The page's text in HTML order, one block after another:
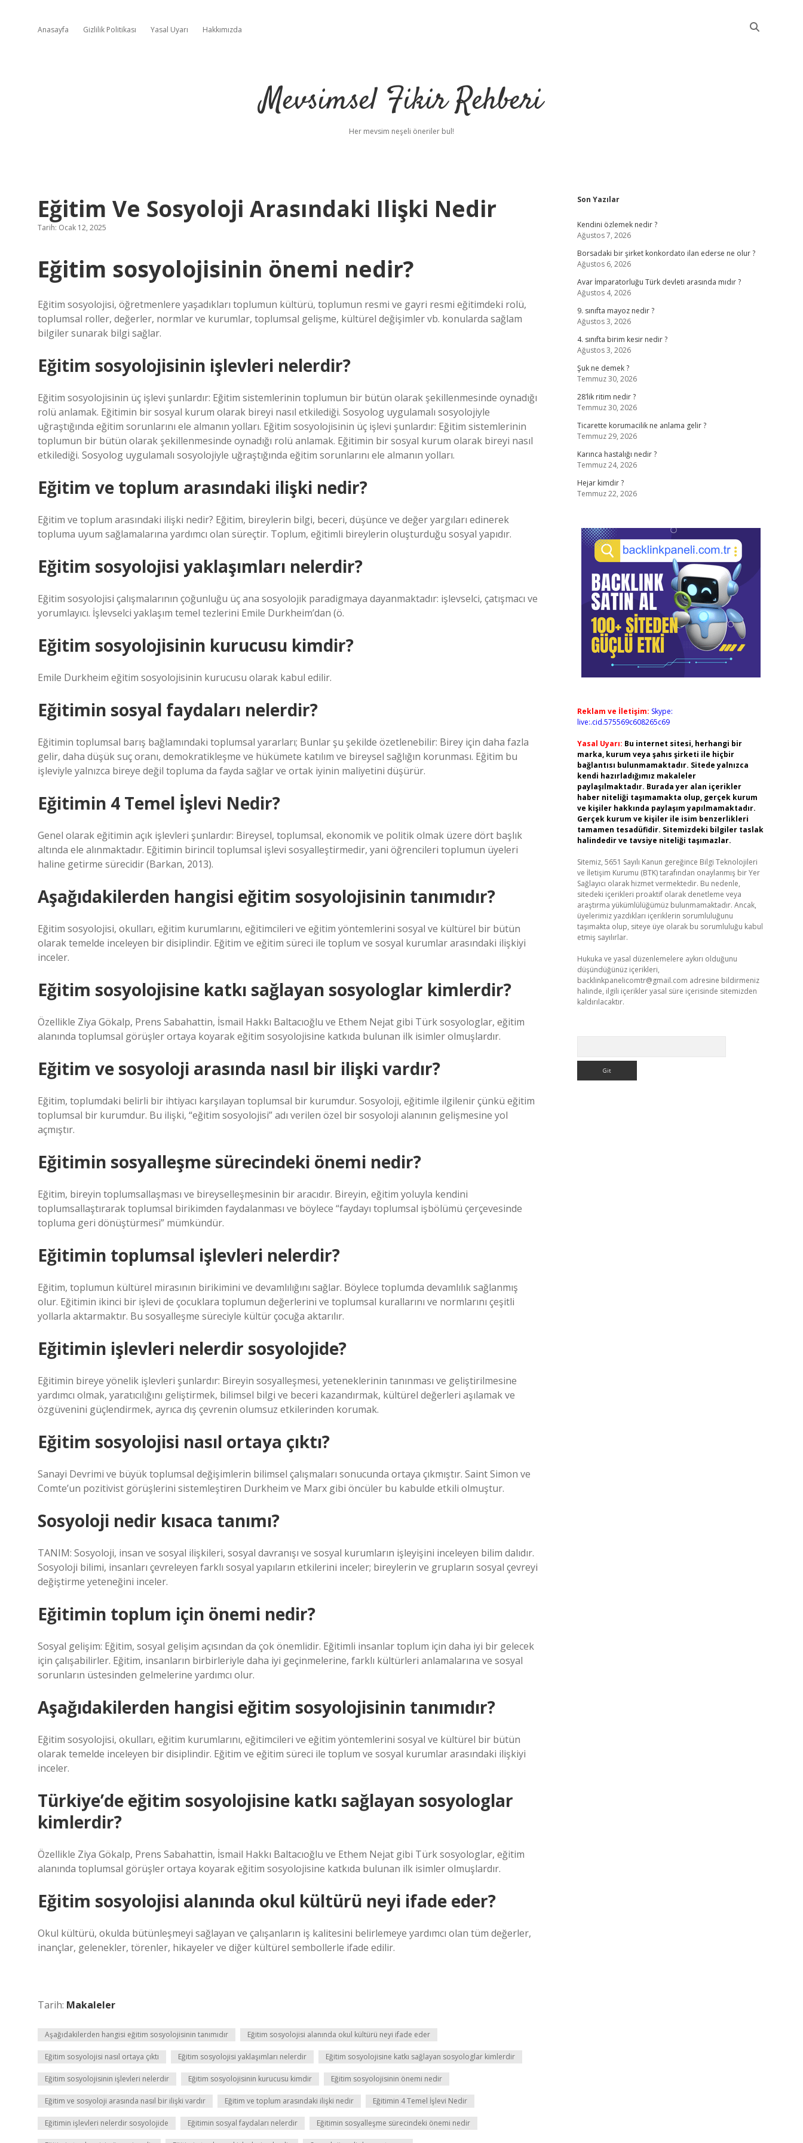
Anasayfa Gizlilik Politikası Yasal Uyarı Hakkımızda
Mevsimsel Fikir Rehberi
Her mevsim neşeli öneriler bul!
Eğitim Ve Sosyoloji Arasındaki Ilişki Nedir
Tarih: Ocak 12, 2025
Eğitim sosyolojisinin önemi nedir?
Eğitim sosyolojisi, öğretmenlere yaşadıkları toplumun kültürü, toplumun resmi ve gayri resmi eğitimdeki rolü,
toplumsal roller, değerler, normlar ve kurumlar, toplumsal gelişme, kültürel değişimler vb. konularda sağlam
bilgiler sunarak bilgi sağlar.
Eğitim sosyolojisinin işlevleri nelerdir?
Eğitim sosyolojisinin üç işlevi şunlardır: Eğitim sistemlerinin toplumun bir bütün olarak şekillenmesinde oynadığı
rolü anlamak. Eğitimin bir sosyal kurum olarak bireyi nasıl etkilediği. Sosyolog uygulamalı sosyolojiyle
uğraştığında eğitim sorunlarını ele almanın yolları. Eğitim sosyolojisinin üç işlevi şunlardır: Eğitim sistemlerinin
toplumun bir bütün olarak şekillenmesinde oynadığı rolü anlamak. Eğitimin bir sosyal kurum olarak bireyi nasıl
etkilediği. Sosyolog uygulamalı sosyolojiyle uğraştığında eğitim sorunlarını ele almanın yolları.
Eğitim ve toplum arasındaki ilişki nedir?
Eğitim ve toplum arasındaki ilişki nedir? Eğitim, bireylerin bilgi, beceri, düşünce ve değer yargıları edinerek
topluma uyum sağlamalarına yardımcı olan süreçtir. Toplum, eğitimli bireylerin oluşturduğu sosyal yapıdır.
Eğitim sosyolojisi yaklaşımları nelerdir?
Eğitim sosyolojisi çalışmalarının çoğunluğu üç ana sosyolojik paradigmaya dayanmaktadır: işlevselci, çatışmacı ve
yorumlayıcı. İşlevselci yaklaşım temel tezlerini Emile Durkheim’dan (ö.
Eğitim sosyolojisinin kurucusu kimdir?
Emile Durkheim eğitim sosyolojisinin kurucusu olarak kabul edilir.
Eğitimin sosyal faydaları nelerdir?
Eğitimin toplumsal barış bağlamındaki toplumsal yararları; Bunlar şu şekilde özetlenebilir: Birey için daha fazla
gelir, daha düşük suç oranı, demokratikleşme ve hükümete katılım ve bireysel sağlığın korunması. Eğitim bu
işleviyle yalnızca bireye değil topluma da fayda sağlar ve ortak iyinin maliyetini düşürür.
Eğitimin 4 Temel İşlevi Nedir?
Genel olarak eğitimin açık işlevleri şunlardır: Bireysel, toplumsal, ekonomik ve politik olmak üzere dört başlık
altında ele alınmaktadır. Eğitimin birincil toplumsal işlevi sosyalleştirmedir, yani öğrencileri toplumun üyeleri
haline getirme sürecidir (Barkan, 2013).
Aşağıdakilerden hangisi eğitim sosyolojisinin tanımıdır?
Eğitim sosyolojisi, okulları, eğitim kurumlarını, eğitimcileri ve eğitim yöntemlerini sosyal ve kültürel bir bütün
olarak temelde inceleyen bir disiplindir. Eğitim ve eğitim süreci ile toplum ve sosyal kurumlar arasındaki ilişkiyi
inceler.
Eğitim sosyolojisine katkı sağlayan sosyologlar kimlerdir?
Özellikle Ziya Gökalp, Prens Sabahattin, İsmail Hakkı Baltacıoğlu ve Ethem Nejat gibi Türk sosyologlar, eğitim
alanında toplumsal görüşler ortaya koyarak eğitim sosyolojisine katkıda bulunan ilk isimler olmuşlardır.
Eğitim ve sosyoloji arasında nasıl bir ilişki vardır?
Eğitim, toplumdaki belirli bir ihtiyacı karşılayan toplumsal bir kurumdur. Sosyoloji, eğitimle ilgilenir çünkü eğitim
toplumsal bir kurumdur. Bu ilişki, “eğitim sosyolojisi” adı verilen özel bir sosyoloji alanının gelişmesine yol
açmıştır.
Eğitimin sosyalleşme sürecindeki önemi nedir?
Eğitim, bireyin toplumsallaşması ve bireyselleşmesinin bir aracıdır. Bireyin, eğitim yoluyla kendini
toplumsallaştırarak toplumsal birikimden faydalanması ve böylece “faydayı toplumsal işbölümü çerçevesinde
topluma geri dönüştürmesi” mümkündür.
Eğitimin toplumsal işlevleri nelerdir?
Eğitim, toplumun kültürel mirasının birikimini ve devamlılığını sağlar. Böylece toplumda devamlılık sağlanmış
olur. Eğitimin ikinci bir işlevi de çocuklara toplumun değerlerini ve toplumsal kurallarını ve normlarını çeşitli
yollarla aktarmaktır. Bu sosyalleşme süreciyle kültür çocuğa aktarılır.
Eğitimin işlevleri nelerdir sosyolojide?
Eğitimin bireye yönelik işlevleri şunlardır: Bireyin sosyalleşmesi, yeteneklerinin tanınması ve geliştirilmesine
yardımcı olmak, yaratıcılığını geliştirmek, bilimsel bilgi ve beceri kazandırmak, kültürel değerleri aşılamak ve
özgüvenini güçlendirmek, ayrıca dış çevrenin olumsuz etkilerinden korumak.
Eğitim sosyolojisi nasıl ortaya çıktı?
Sanayi Devrimi ve büyük toplumsal değişimlerin bilimsel çalışmaları sonucunda ortaya çıkmıştır. Saint Simon ve
Comte’un pozitivist görüşlerini sistemleştiren Durkheim ve Marx gibi öncüler bu kabulde etkili olmuştur.
Sosyoloji nedir kısaca tanımı?
TANIM: Sosyoloji, insan ve sosyal ilişkileri, sosyal davranışı ve sosyal kurumların işleyişini inceleyen bilim dalıdır.
Sosyoloji bilimi, insanları çevreleyen farklı sosyal yapıların etkilerini inceler; bireylerin ve grupların sosyal çevreyi
değiştirme yeteneğini inceler.
Eğitimin toplum için önemi nedir?
Sosyal gelişim: Eğitim, sosyal gelişim açısından da çok önemlidir. Eğitimli insanlar toplum için daha iyi bir gelecek
için çalışabilirler. Eğitim, insanların birbirleriyle daha iyi geçinmelerine, farklı kültürleri anlamalarına ve sosyal
sorunların üstesinden gelmelerine yardımcı olur.
Aşağıdakilerden hangisi eğitim sosyolojisinin tanımıdır?
Eğitim sosyolojisi, okulları, eğitim kurumlarını, eğitimcileri ve eğitim yöntemlerini sosyal ve kültürel bir bütün
olarak temelde inceleyen bir disiplindir. Eğitim ve eğitim süreci ile toplum ve sosyal kurumlar arasındaki ilişkiyi
inceler.
Türkiye’de eğitim sosyolojisine katkı sağlayan sosyologlar
kimlerdir?
Özellikle Ziya Gökalp, Prens Sabahattin, İsmail Hakkı Baltacıoğlu ve Ethem Nejat gibi Türk sosyologlar, eğitim
alanında toplumsal görüşler ortaya koyarak eğitim sosyolojisine katkıda bulunan ilk isimler olmuşlardır.
Eğitim sosyolojisi alanında okul kültürü neyi ifade eder?
Okul kültürü, okulda bütünleşmeyi sağlayan ve çalışanların iş kalitesini belirlemeye yardımcı olan tüm değerler,
inançlar, gelenekler, törenler, hikayeler ve diğer kültürel sembollerle ifade edilir.
Tarih: Makaleler
Aşağıdakilerden hangisi eğitim sosyolojisinin tanımıdır Eğitim sosyolojisi alanında okul kültürü neyi ifade eder
Eğitim sosyolojisi nasıl ortaya çıktı Eğitim sosyolojisi yaklaşımları nelerdir Eğitim sosyolojisine katkı sağlayan sosyologlar kimlerdir
Eğitim sosyolojisinin işlevleri nelerdir Eğitim sosyolojisinin kurucusu kimdir Eğitim sosyolojisinin önemi nedir
Eğitim ve sosyoloji arasında nasıl bir ilişki vardır Eğitim ve toplum arasındaki ilişki nedir Eğitimin 4 Temel İşlevi Nedir
Eğitimin işlevleri nelerdir sosyolojide Eğitimin sosyal faydaları nelerdir Eğitimin sosyalleşme sürecindeki önemi nedir
Sidebar
Son Yazılar
Kendini özlemek nedir ?
Ağustos 7, 2026
Borsadaki bir şirket konkordato ilan ederse ne olur ?
Ağustos 6, 2026
Avar İmparatorluğu Türk devleti arasında mıdır ?
Ağustos 4, 2026
9. sınıfta mayoz nedir ?
Ağustos 3, 2026
4. sınıfta birim kesir nedir ?
Ağustos 3, 2026
Şuk ne demek ?
Temmuz 30, 2026
28’lik ritim nedir ?
Temmuz 30, 2026
Ticarette korumacilik ne anlama gelir ?
Temmuz 29, 2026
Karınca hastalığı nedir ?
Temmuz 24, 2026
Hejar kimdir ?
Temmuz 22, 2026
Reklam ve İletişim: Skype:
live:.cid.575569c608265c69
Yasal Uyarı: Bu internet sitesi, herhangi bir
marka, kurum veya şahıs şirketi ile hiçbir
bağlantısı bulunmamaktadır. Sitede yalnızca
kendi hazırladığımız makaleler
paylaşılmaktadır. Burada yer alan içerikler
haber niteliği taşımamakta olup, gerçek kurum
ve kişiler hakkında paylaşım yapılmamaktadır.
Gerçek kurum ve kişiler ile isim benzerlikleri
tamamen tesadüfidir. Sitemizdeki bilgiler taslak
halindedir ve tavsiye niteliği taşımazlar.
Sitemiz, 5651 Sayılı Kanun gereğince Bilgi Teknolojileri
ve İletişim Kurumu (BTK) tarafından onaylanmış bir Yer
Sağlayıcı olarak hizmet vermektedir. Bu nedenle,
sitedeki içerikleri proaktif olarak denetleme veya
araştırma yükümlülüğümüz bulunmamaktadır. Ancak,
üyelerimiz yazdıkları içeriklerin sorumluluğunu
taşımakta olup, siteye üye olarak bu sorumluluğu kabul
etmiş sayılırlar.
Hukuka ve yasal düzenlemelere aykırı olduğunu
düşündüğünüz içerikleri,
backlinkpanelicomtr@gmail.com adresine bildirmeniz
halinde, ilgili içerikler yasal süre içerisinde sitemizden
kaldırılacaktır.